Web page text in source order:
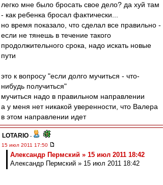
легко мне было бросать свое дело? да хуй там
- как ребенка бросал фактически...
но время показало, что сделал все правильно -
если не тянешь в течение такого
продолжительного срока, надо искать новые
пути
это к вопросу "если долго мучиться - что-
нибудь получиться"
мучиться надо в правильном направлении
а у меня нет никакой уверенности, что Валера
в этом направлении идет
LOTARIO -
15 июл 2011 17:50
Александр Пермский » 15 июл 2011 18:42
Александр Пермский » 15 июл 2011 18:42